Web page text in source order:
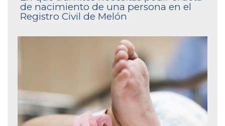
de nacimiento de una persona en el
Registro Civil de Melón